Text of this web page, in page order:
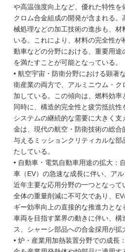
や高温強度向上など、優れた特性を
クロム合金組成の開発が含まれる
械処理などの加工技術の進歩も、材
いる。これにより、材料の完全性が
動車などの分野における、重要用
を満たすことが可能となっている。
• 航空宇宙・防衛分野における顕著
衛産業の両方で、アルミニウム・
加している。この傾向は、燃料効率
同時に、構造的完全性と疲労抵抗
システムの継続的な需要に大きく
金は、現代の航空・防衛技術の総合
与えるミッションクリティカルな
たしている。
• 自動車・電気自動車用途の拡大：
車（EV）の急速な成長に伴い、ア
近年主要な応用分野の一つとなって
全体の重量削減に不可欠であり、
ギー効率向上の直接的な推進力と
車両を目指す業界の動きに伴い、構
ス、シャーシ部品への合金採用が拡
• 炉・産業用加熱装置分野での成長